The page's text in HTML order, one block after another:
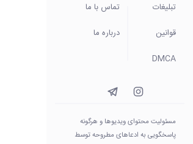
تبلیغات
تماس با ما
قوانین
درباره ما
DMCA
مسئولیت محتوای ویدیو‌ها و هرگونه
پاسخگویی به ادعاهای مطروحه توسط